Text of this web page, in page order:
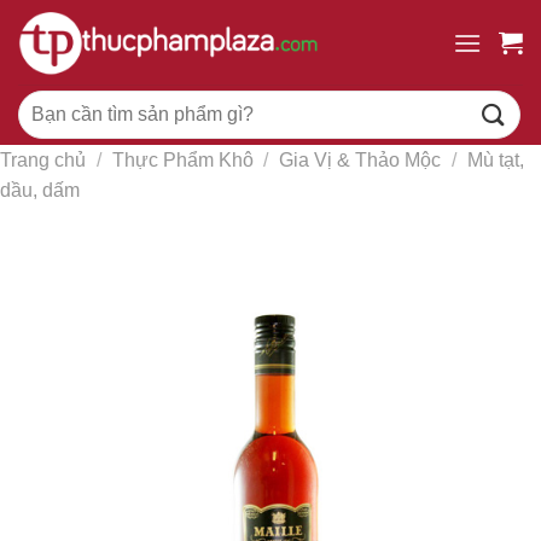
Chuyển
đến
dung
Tìm
kiếm:
Trang chủ / Thực Phẩm Khô / Gia Vị & Thảo Mộc /
Mù tạt,
dầu, dấm